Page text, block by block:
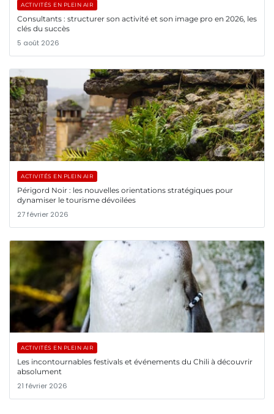
ACTIVITÉS EN PLEIN AIR
Consultants : structurer son activité et son image pro en 2026, les
clés du succès
5 août 2026
ACTIVITÉS EN PLEIN AIR
Périgord Noir : les nouvelles orientations stratégiques pour
dynamiser le tourisme dévoilées
27 février 2026
ACTIVITÉS EN PLEIN AIR
Les incontournables festivals et événements du Chili à découvrir
absolument
21 février 2026